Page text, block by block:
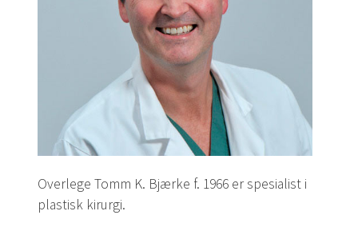
Overlege Tomm K. Bjærke f. 1966 er spesialist i
plastisk kirurgi.